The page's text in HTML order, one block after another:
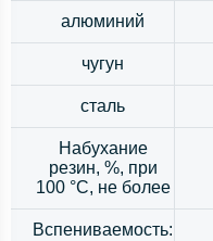
алюминий
чугун
сталь
Набухание
резин, %, при
100 °С, не более
Вспениваемость: